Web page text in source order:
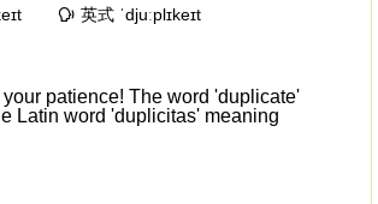
英式 ˈdjuːplɪkeɪt
patience! The word 'duplicate'
Latin word 'duplicitas' meaning